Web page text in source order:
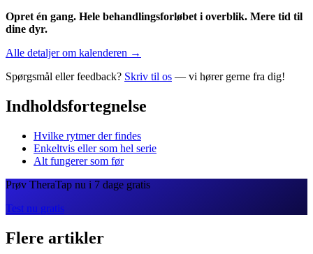
Opret én gang. Hele behandlingsforløbet i overblik. Mere tid til
dine dyr.
Alle detaljer om kalenderen →
Spørgsmål eller feedback? Skriv til os — vi hører gerne fra dig!
Indholdsfortegnelse
Hvilke rytmer der findes
Enkeltvis eller som hel serie
Alt fungerer som før
Prøv TheraTap nu i 7 dage gratis
Test nu gratis
Flere artikler